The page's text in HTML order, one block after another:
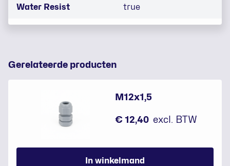
Water Resist true
Gerelateerde producten
M12x1,5
€ 12,40 excl. BTW
In winkelmand